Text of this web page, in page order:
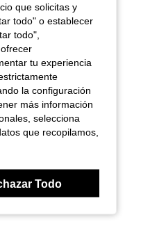
que solicitas y
todo" o establecer
todo",
tu experiencia
la configuración
más información
selecciona
que recopilamos,
Todo